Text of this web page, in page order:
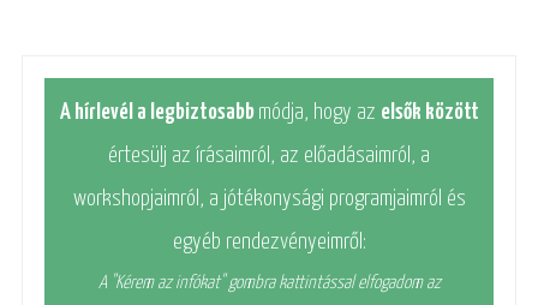
A hírlevél a legbiztosabb módja, hogy az elsők között
értesülj az írásaimról, az előadásaimról, a
workshopjaimról, a jótékonysági programjaimról és
egyéb rendezvényeimről:
A "Kérem az infókat" gombra kattintással elfogadom az